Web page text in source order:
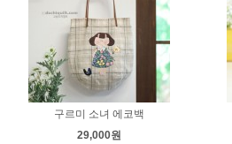
구르미 소녀 에코백
29,000원